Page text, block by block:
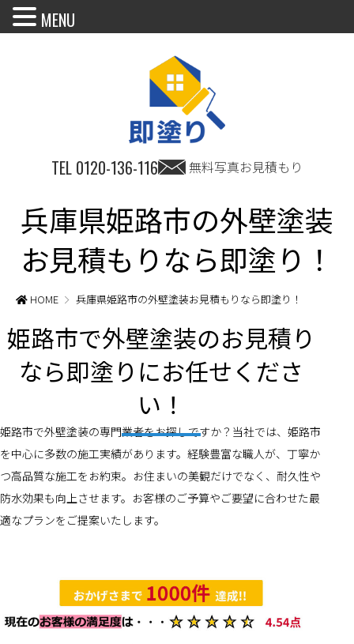
TEL 0120-136-116 無料写真お見積もり
兵庫県姫路市の外壁塗装
お見積もりなら即塗り！
HOME 兵庫県姫路市の外壁塗装お見積もりなら即塗り！
姫路市で外壁塗装のお見積り
なら即塗りにお任せくださ
い！
姫路市で外壁塗装の専門業者をお探しですか？当社では、姫路市
を中心に多数の施工実績があります。経験豊富な職人が、丁寧か
つ高品質な施工をお約束。お住まいの美観だけでなく、耐久性や
防水効果も向上させます。お客様のご予算やご要望に合わせた最
適なプランをご提案いたします。
MENU